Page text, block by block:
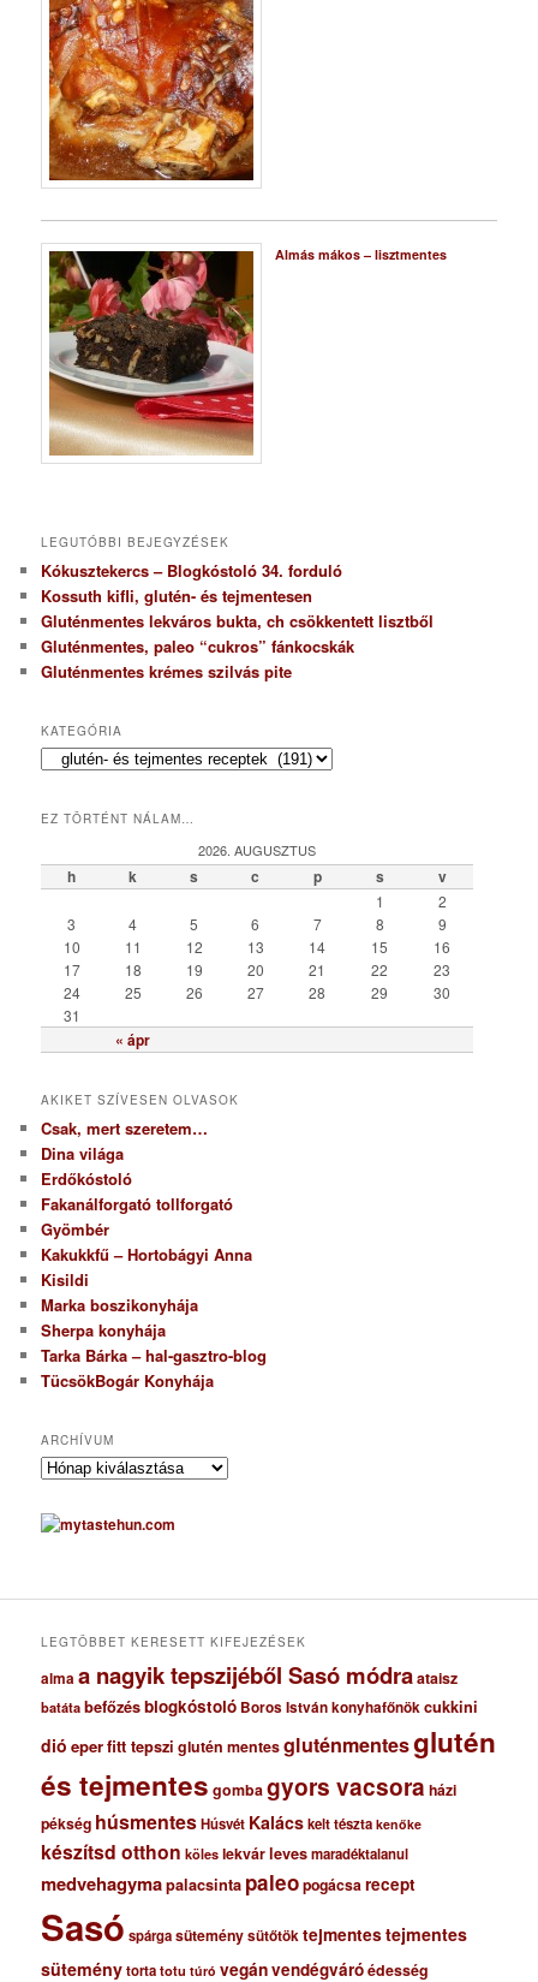
Almás mákos – lisztmentes
LEGUTÓBBI BEJEGYZÉSEK
Kókusztekercs – Blogkóstoló 34. forduló
Kossuth kifli, glutén- és tejmentesen
Gluténmentes lekváros bukta, ch csökkentett lisztből
Gluténmentes, paleo “cukros” fánkocskák
Gluténmentes krémes szilvás pite
KATEGÓRIA
e
ó
r
EZ TÖRTÉNT NÁLAM…
2026. AUGUSZTUS
h k s c p s v
« ápr
1
2
3
4 5 6 7 8
9
10
11 12 13 14 15
16
17
18 19 20 21 22
23
24
25 26 27 28 29
30
31
AKIKET SZÍVESEN OLVASOK
Csak, mert szeretem…
Dina világa
Erdőkóstoló
Fakanálforgató tollforgató
Gyömbér
Kakukkfű – Hortobágyi Anna
Kisildi
Marka boszikonyhája
Sherpa konyhája
Tarka Bárka – hal-gasztro-blog
TücsökBogár Konyhája
ARCHÍVUM
A
c
h
u
LEGTÖBBET KERESETT KIFEJEZÉSEK
almaa nagyik tepszijéből Sasó módraataisz
batáta befőzésblogkóstoló Boros István konyhafőnökcukkini
dió eperfitt tepszi glutén mentesgluténmentesglutén
és tejmentes gombagyors vacsora házi
pékség húsmentesHúsvét Kalácskelt tészta kenőke
készítsd otthon köles lekvárlevesmaradéktalanul
medvehagymapalacsinta paleopogácsa recept
Sasó spárgasüteménysütőtöktejmentestejmentes
süteménytorta totu túró vegánvendégváróédesség